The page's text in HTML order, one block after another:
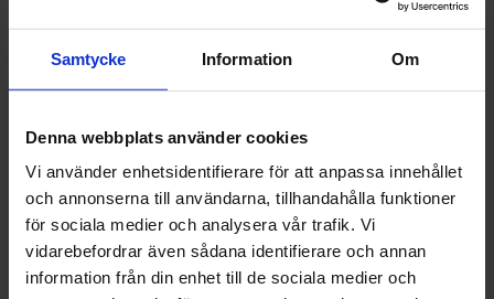
Samtycke Information Om
Denna webbplats använder cookies
Vi använder enhetsidentifierare för att anpassa innehållet
och annonserna till användarna, tillhandahålla funktioner
för sociala medier och analysera vår trafik. Vi
vidarebefordrar även sådana identifierare och annan
information från din enhet till de sociala medier och
Senaste nytt